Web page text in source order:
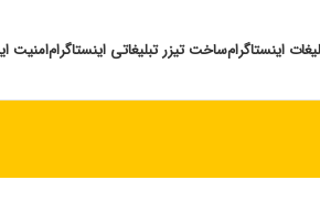
اینستاگرامساخت تیزر تبلیغاتی اینستاگرامامنیت